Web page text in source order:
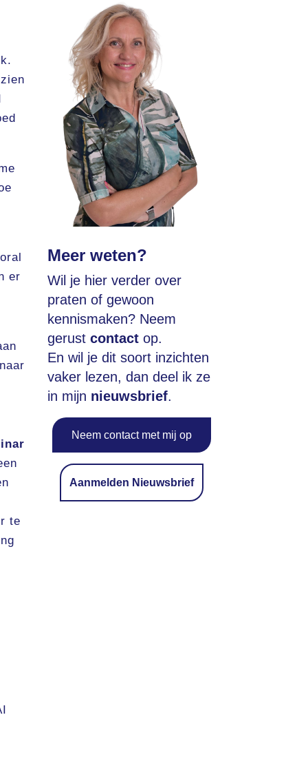
er
te
Meer weten?
Wil je hier verder over
praten of gewoon
kennismaken? Neem
gerust contactop.
En wil je dit soort inzichten
vaker lezen, dan deel ik ze
in mijn nieuwsbrief.
Neem contact met mij op
Aanmelden Nieuwsbrief